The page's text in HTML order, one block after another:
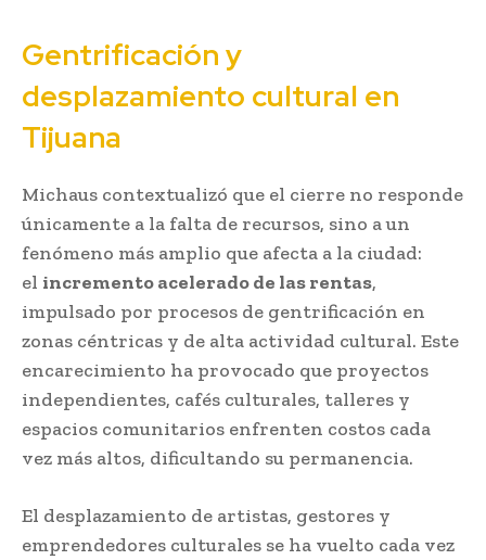
Gentrificación y
desplazamiento cultural en
Tijuana
Michaus contextualizó que el cierre no responde
únicamente a la falta de recursos, sino a un
fenómeno más amplio que afecta a la ciudad:
el incremento acelerado de las rentas,
impulsado por procesos de gentrificación en
zonas céntricas y de alta actividad cultural. Este
encarecimiento ha provocado que proyectos
independientes, cafés culturales, talleres y
espacios comunitarios enfrenten costos cada
vez más altos, dificultando su permanencia.
El desplazamiento de artistas, gestores y
emprendedores culturales se ha vuelto cada vez